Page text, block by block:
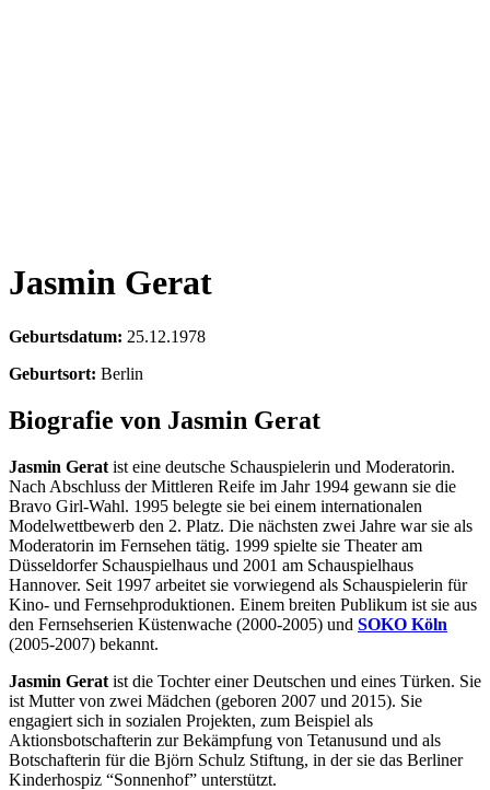
Jasmin Gerat
Geburtsdatum: 25.12.1978
Geburtsort: Berlin
Biografie von Jasmin Gerat
Jasmin Gerat ist eine deutsche Schauspielerin und Moderatorin.
Nach Abschluss der Mittleren Reife im Jahr 1994 gewann sie die
Bravo Girl-Wahl. 1995 belegte sie bei einem internationalen
Modelwettbewerb den 2. Platz. Die nächsten zwei Jahre war sie als
Moderatorin im Fernsehen tätig. 1999 spielte sie Theater am
Düsseldorfer Schauspielhaus und 2001 am Schauspielhaus
Hannover. Seit 1997 arbeitet sie vorwiegend als Schauspielerin für
Kino- und Fernsehproduktionen. Einem breiten Publikum ist sie aus
den Fernsehserien Küstenwache (2000-2005) und SOKO Köln
(2005-2007) bekannt.
Jasmin Gerat ist die Tochter einer Deutschen und eines Türken. Sie
ist Mutter von zwei Mädchen (geboren 2007 und 2015). Sie
engagiert sich in sozialen Projekten, zum Beispiel als
Aktionsbotschafterin zur Bekämpfung von Tetanusund und als
Botschafterin für die Björn Schulz Stiftung, in der sie das Berliner
Kinderhospiz “Sonnenhof” unterstützt.